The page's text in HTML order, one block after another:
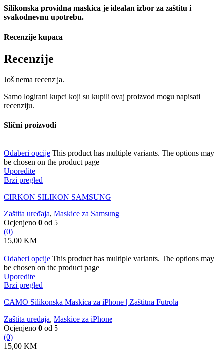
Silikonska providna maskica je idealan izbor za zaštitu i
svakodnevnu upotrebu.
Recenzije kupaca
Recenzije
Još nema recenzija.
Samo logirani kupci koji su kupili ovaj proizvod mogu napisati
recenziju.
Slični proizvodi
Odaberi opcije This product has multiple variants. The options may
be chosen on the product page
Uporedite
Brzi pregled
CIRKON SILIKON SAMSUNG
Zaštita uređaja, Maskice za Samsung
Ocjenjeno 0 od 5
(0)
15,00 KM
Odaberi opcije This product has multiple variants. The options may
be chosen on the product page
Uporedite
Brzi pregled
CAMO Silikonska Maskica za iPhone | Zaštitna Futrola
Zaštita uređaja, Maskice za iPhone
Ocjenjeno 0 od 5
(0)
15,00 KM